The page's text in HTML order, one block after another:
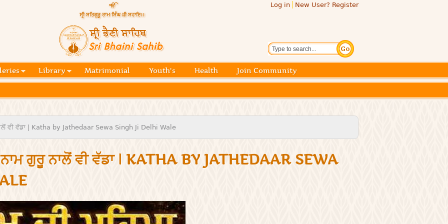
main
content
Log in New User? Register
Sri
Bhaini
Sahib
Official
website
of central
religious
place for
Namdhari
Sect
Search
Library Matrimonial Youth's Health Join Community
ਵੀ ਵੱਡਾ | Katha by Jathedaar Sewa Singh Ji Delhi Wale
ਨਾਮ ਗੁਰੂ ਨਾਲੋਂ ਵੀ ਵੱਡਾ | KATHA BY JATHEDAAR SEWA